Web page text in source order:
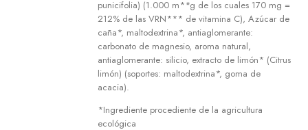
punicifolia) (1.000 m**g de los cuales 170 mg =
212% de las VRN*** de vitamina C), Azúcar de
caña*, maltodextrina*, antiaglomerante:
carbonato de magnesio, aroma natural,
antiaglomerante: silicio, extracto de limón* (Citrus
limón) (soportes: maltodextrina*, goma de
acacia).
*Ingrediente procediente de la agricultura
ecológica